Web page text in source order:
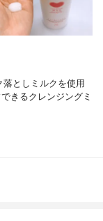
としミルクを使用
きるクレンジングミ